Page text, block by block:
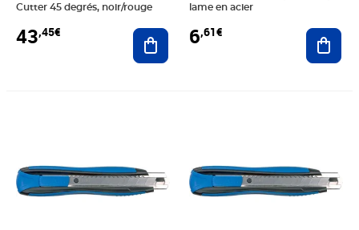
Cutter 45 degrés, noir/rouge
43,45€ Ajouter au panier
lame en acier
6,61€